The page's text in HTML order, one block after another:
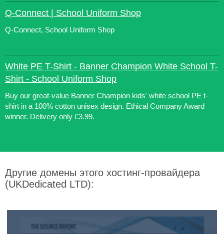
Q-Connect | School Uniform Shop
Q-Connect, School Uniform Shop
White PE T-Shirt - Banner Champion White School T-
Shirt - School Uniform Shop
Buy our great-value Banner Champion kids' white school PE t-
shirt in a 100% cotton unisex design. Ethical Company Award
winner. Delivery only £3.99.
Другие домены этого хостинг-провайдера
(UKDedicated LTD):